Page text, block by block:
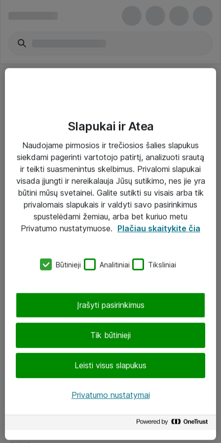
Paslaugos
Sprendimai
Įgyvendinti projektai
Atea ekspertų patarimai verslui
eShop@atea.lt
LinkedIn
Slapukai ir Atea
Naudojame pirmosios ir trečiosios šalies slapukus
siekdami pagerinti vartotojo patirtį, analizuoti srautą
ir teikti suasmenintus skelbimus. Privalomi slapukai
visada įjungti ir nereikalauja Jūsų sutikimo, nes jie yra
būtini mūsų svetainei. Galite sutikti su visais arba tik
privalomais slapukais ir valdyti savo pasirinkimus
spustelėdami žemiau, arba bet kuriuo metu
Privatumo nustatymuose. Plačiau skaitykite čia
Būtinieji Analitiniai Tiksliniai
Tik būtinieji
Leisti visus slapukus
Įrašyti pasirinkimus
Privatumo nustatymai